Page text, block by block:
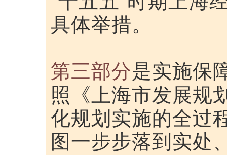
具体举措。
第三部分是实施保
照《上海市发展规
化规划实施的全过
图一步步落到实处